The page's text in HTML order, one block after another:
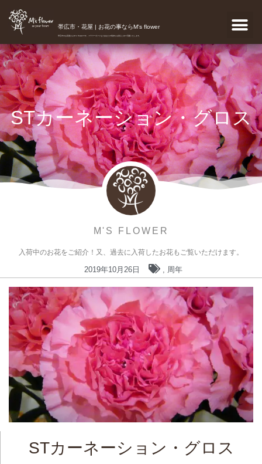
帯広市・花屋 | お花の事ならM's flower
帯広市のお花屋さんM's flowerです。フラワーギフトなどあなたの気持ちを真心こめて宅配いたします。
STカーネーション・グロス
M'S FLOWER
入荷中のお花をご紹介！又、過去に入荷したお花もご覧いただけます。
2019年10月26日 , 周年
STカーネーション・グロス